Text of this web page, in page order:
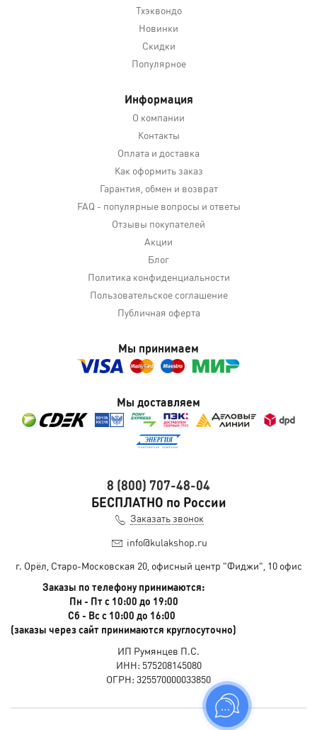
Тхэквондо
Новинки
Скидки
Популярное
Информация
О компании
Контакты
Оплата и доставка
Как оформить заказ
Гарантия, обмен и возврат
FAQ - популярные вопросы и ответы
Отзывы покупателей
Акции
Блог
Политика конфиденциальности
Пользовательское соглашение
Публичная оферта
Мы принимаем
Мы доставляем
8 (800) 707-48-04
БЕСПЛАТНО по России
Заказать звонок
info@kulakshop.ru
г. Орёл, Старо-Московская 20, офисный центр "Фиджи", 10 офис
Заказы по телефону принимаются:
Пн - Пт с 10:00 до 19:00
Сб - Вс с 10:00 до 16:00
(заказы через сайт принимаются круглосуточно)
ИП Румянцев П.С.
ИНН: 575208145080
ОГРН: 325570000033850